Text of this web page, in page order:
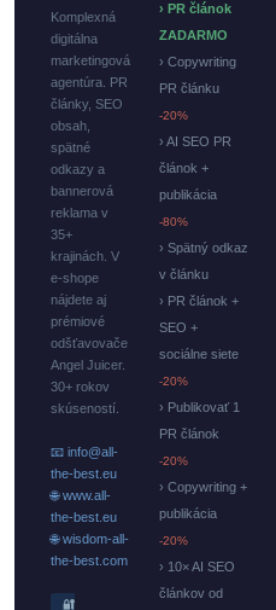
Komplexná
digitálna
marketingová
agentúra. PR
články, SEO
obsah,
spätné
odkazy a
bannerová
reklama v
35+
krajinách. V
e-shope
nájdete aj
prémiové
odšťavovače
Angel Juicer.
30+ rokov
skúseností.
📧 info@all-
the-best.eu
🌐 www.all-
the-best.eu
🌐 wisdom-all-
the-best.com
🔐
› PR článok
ZADARMO
› Copywriting
PR článku
-20%
› AI SEO PR
článok +
publikácia
-80%
› Spätný odkaz
v článku
› PR článok +
SEO +
sociálne siete
-20%
› Publikovať 1
PR článok
-20%
› Copywriting +
publikácia
-20%
› 10× AI SEO
článkov od